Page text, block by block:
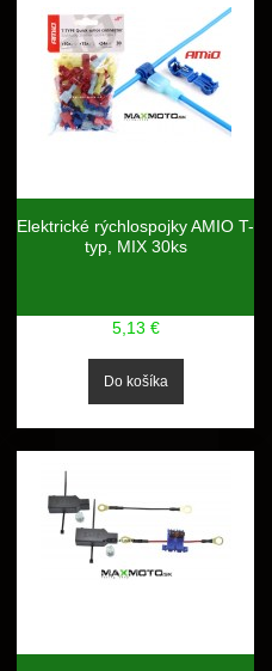
Elektrické rýchlospojky AMIO T-
typ, MIX 30ks
5,13 €